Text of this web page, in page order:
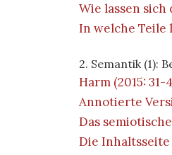
Wie lassen
In welche Teile
2. Semantik (1):
Harm (2015: 31-
Annotierte
Das
Die